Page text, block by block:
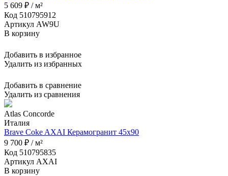
5 609 ₽ / м²
Код 510795912
Артикул AW9U
В корзину
Добавить в избранное
Удалить из избранных
Добавить в сравнение
Удалить из сравнения
Atlas Concorde
Италия
Brave Coke AXAI Керамогранит 45x90
9 700 ₽ / м²
Код 510795835
Артикул AXAI
В корзину